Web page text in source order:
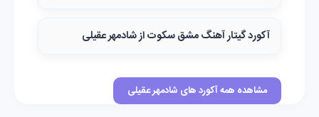
آکورد گیتار آهنگ مشق سکوت از شادمهر عقیلی
مشاهده همه آکورد های شادمهر عقیلی